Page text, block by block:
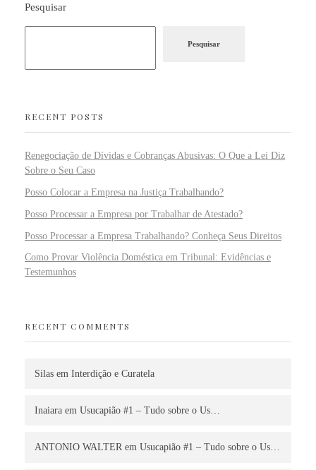
Pesquisar
Pesquisar
RECENT POSTS
Renegociação de Dívidas e Cobranças Abusivas: O Que a Lei Diz
Sobre o Seu Caso
Posso Colocar a Empresa na Justiça Trabalhando?
Posso Processar a Empresa por Trabalhar de Atestado?
Posso Processar a Empresa Trabalhando? Conheça Seus Direitos
Como Provar Violência Doméstica em Tribunal: Evidências e
Testemunhos
RECENT COMMENTS
Silas em Interdição e Curatela
Inaiara em Usucapião #1 – Tudo sobre o Us…
ANTONIO WALTER em Usucapião #1 – Tudo sobre o Us…